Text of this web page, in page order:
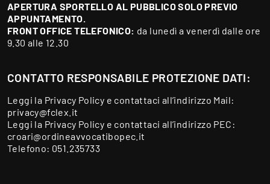
APERTURA SPORTELLO AL PUBBLICO SOLO PREVIO
APPUNTAMENTO.
FRONT OFFICE TELEFONICO: da lunedì a venerdì dalle ore
9.30 alle 12.30
CONTATTO RESPONSABILE PROTEZIONE DATI:
Leggi la Privacy Policy e contattaci all’indirizzo Mail:
privacy@fclex.it
Leggi la Privacy Policy e contattaci all’indirizzo PEC:
croari@ordineavvocatibopec.it
Telefono: 051.235733